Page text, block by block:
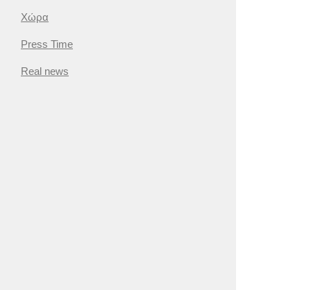
Χώρα
Press Time
Real news